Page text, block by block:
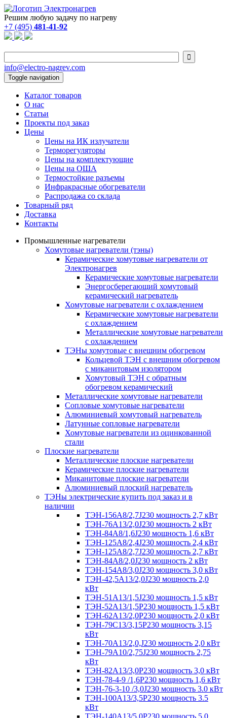
Решим любую задачу по нагреву
+7 (495) 481-41-92

info@electro-nagrev.com
Toggle navigation
Каталог товаров
О нас
Статьи
Проекты под заказ
Цены
Цены на ИК излучатели
Терморегуляторы
Цены на комплектующие
Цены на ОША
Термостойкие разъемы
Инфракрасные обогреватели
Распродажа со склада
Товарный ряд
Доставка
Контакты
Промышленные нагреватели
Хомутовые нагреватели (тэны)
Керамические хомутовые нагреватели от
Электронагрев
Керамические хомутовые нагреватели
Энергосберегающий хомутовый
керамический нагреватель
Хомутовые нагреватели с охлаждением
Керамические хомутовые нагреватели
с охлаждением
Металлические хомутовые нагреватели
с охлаждением
ТЭНы хомутовые с внешним обогревом
Кольцевой ТЭН с внешним обогревом
с миканитовым изолятором
Хомутовый ТЭН с обратным
обогревом керамический
Металлические хомутовые нагреватели
Сопловые хомутовые нагреватели
Алюминиевый хомутовый нагреватель
Латунные сопловые нагреватели
Хомутовые нагреватели из оцинкованной
стали
Плоские нагреватели
Металлические плоские нагреватели
Керамические плоские нагреватели
Миканитовые плоские нагреватели
Алюминиевый плоский нагреватель
ТЭНы электрические купить под заказ и в
наличии
ТЭН-156А8/2,7J230 мощность 2,7 кВт
ТЭН-76А13/2,0J230 мощность 2 кВт
ТЭН-84А8/1,6J230 мощность 1,6 кВт
ТЭН-125А8/2,4J230 мощность 2,4 кВт
ТЭН-125А8/2,7J230 мощность 2,7 кВт
ТЭН-84А8/2,0J230 мощность 2 кВт
ТЭН-154А8/3,0J230 мощность 3,0 кВт
ТЭН-42,5А13/2,0J230 мощность 2,0
кВт
ТЭН-51А13/1,5J230 мощность 1,5 кВт
ТЭН-52А13/1,5Р230 мощность 1,5 кВт
ТЭН-62А13/2,0Р230 мощность 2,0 кВт
ТЭН-79С13/3,15Р230 мощность 3,15
кВт
ТЭН-70А13/2,0,J230 мощность 2,0 кВт
ТЭН-79А10/2,75J230 мощность 2,75
кВт
ТЭН-82А13/3,0Р230 мощность 3,0 кВт
ТЭН-78-4-9 /1,6P230 мощность 1,6 кВт
ТЭН-76-3-10 /3,0J230 мощность 3.0 кВт
ТЭН-100А13/3,5Р230 мощность 3.5
кВт
ТЭН-140А13/5,0Р230 мощность 5.0